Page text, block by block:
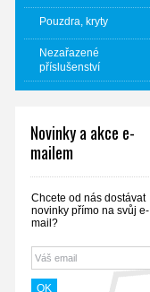
Pouzdra, kryty
Nezařazené
příslušenství
Novinky a akce e-
mailem
Chcete od nás dostávat
novinky přímo na svůj e-
mail?